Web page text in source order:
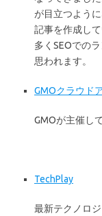
が目立つよう
記事を作成し
多くSEOでの
思われます。
GMOクラウド
GMOが主催し
TechPlay
最新テクノロ